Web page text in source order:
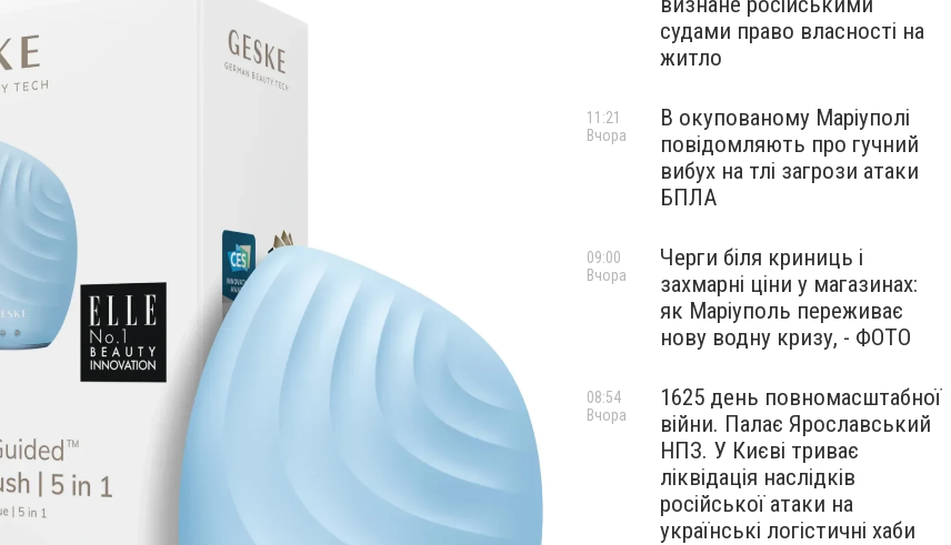
судами право власності на
житло
В окупованому Маріуполі
повідомляють про гучний
вибух на тлі загрози атаки
БПЛА
11:21
Вчора
Черги біля криниць і
захмарні ціни у магазинах:
як Маріуполь переживає
нову водну кризу, - ФОТО
09:00
Вчора
1625 день повномасштабної
війни. Палає Ярославський
НПЗ. У Києві триває
ліквідація наслідків
російської атаки на
українські логістичні хаби
08:54
Вчора